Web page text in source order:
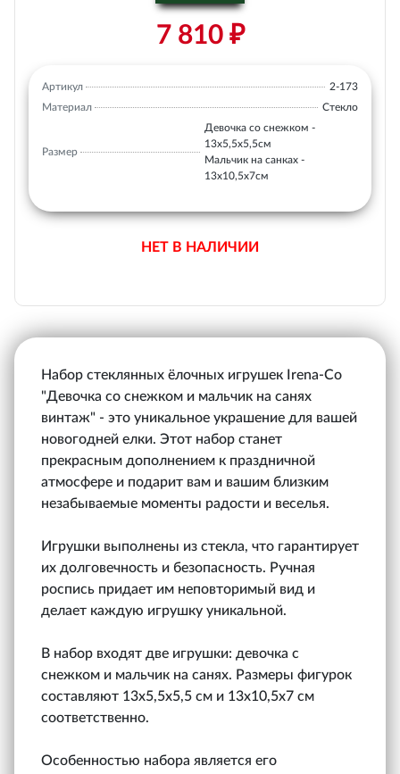
7 810 ₽
Артикул
2-173
Материал
Стекло
Размер
Девочка со снежком -
13х5,5х5,5см
Мальчик на санках -
13х10,5х7см
НЕТ В НАЛИЧИИ
Набор стеклянных ёлочных игрушек Irena-Co
"Девочка со снежком и мальчик на санях
винтаж" - это уникальное украшение для вашей
новогодней елки. Этот набор станет
прекрасным дополнением к праздничной
атмосфере и подарит вам и вашим близким
незабываемые моменты радости и веселья.
Игрушки выполнены из стекла, что гарантирует
их долговечность и безопасность. Ручная
роспись придает им неповторимый вид и
делает каждую игрушку уникальной.
В набор входят две игрушки: девочка с
снежком и мальчик на санях. Размеры фигурок
составляют 13х5,5х5,5 см и 13х10,5х7 см
соответственно.
Особенностью набора является его